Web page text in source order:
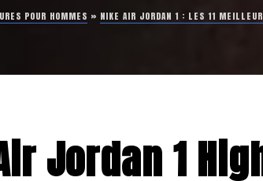
POUR HOMMES » NIKE AIR JORDAN 1 : LES 11
Jordan 1